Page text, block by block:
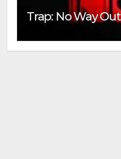
Trap: No Way Out